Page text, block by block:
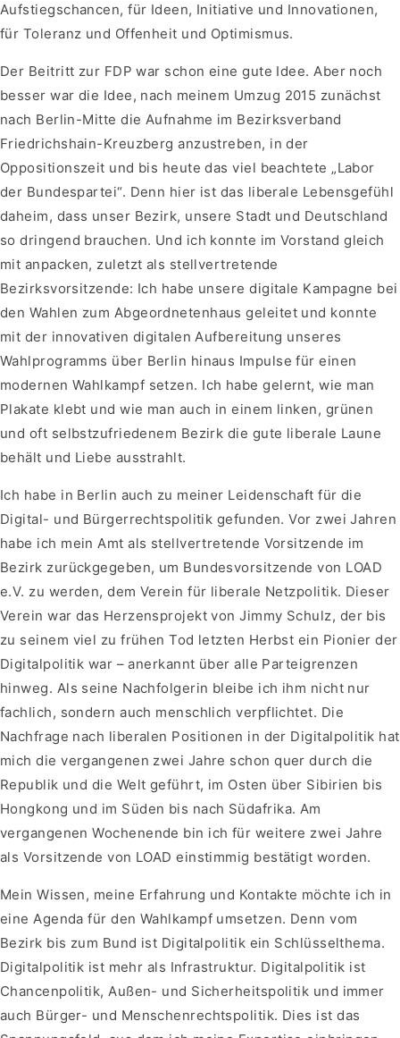
Aufstiegschancen, für Ideen, Initiative und Innovationen,
für Toleranz und Offenheit und Optimismus.
Der Beitritt zur FDP war schon eine gute Idee. Aber noch
besser war die Idee, nach meinem Umzug 2015 zunächst
nach Berlin-Mitte die Aufnahme im Bezirksverband
Friedrichshain-Kreuzberg anzustreben, in der
Oppositionszeit und bis heute das viel beachtete „Labor
der Bundespartei“. Denn hier ist das liberale Lebensgefühl
daheim, dass unser Bezirk, unsere Stadt und Deutschland
so dringend brauchen. Und ich konnte im Vorstand gleich
mit anpacken, zuletzt als stellvertretende
Bezirksvorsitzende: Ich habe unsere digitale Kampagne bei
den Wahlen zum Abgeordnetenhaus geleitet und konnte
mit der innovativen digitalen Aufbereitung unseres
Wahlprogramms über Berlin hinaus Impulse für einen
modernen Wahlkampf setzen. Ich habe gelernt, wie man
Plakate klebt und wie man auch in einem linken, grünen
und oft selbstzufriedenem Bezirk die gute liberale Laune
behält und Liebe ausstrahlt.
Ich habe in Berlin auch zu meiner Leidenschaft für die
Digital- und Bürgerrechtspolitik gefunden. Vor zwei Jahren
habe ich mein Amt als stellvertretende Vorsitzende im
Bezirk zurückgegeben, um Bundesvorsitzende von LOAD
e.V. zu werden, dem Verein für liberale Netzpolitik. Dieser
Verein war das Herzensprojekt von Jimmy Schulz, der bis
zu seinem viel zu frühen Tod letzten Herbst ein Pionier der
Digitalpolitik war – anerkannt über alle Parteigrenzen
hinweg. Als seine Nachfolgerin bleibe ich ihm nicht nur
fachlich, sondern auch menschlich verpflichtet. Die
Nachfrage nach liberalen Positionen in der Digitalpolitik hat
mich die vergangenen zwei Jahre schon quer durch die
Republik und die Welt geführt, im Osten über Sibirien bis
Hongkong und im Süden bis nach Südafrika. Am
vergangenen Wochenende bin ich für weitere zwei Jahre
als Vorsitzende von LOAD einstimmig bestätigt worden.
Mein Wissen, meine Erfahrung und Kontakte möchte ich in
eine Agenda für den Wahlkampf umsetzen. Denn vom
Bezirk bis zum Bund ist Digitalpolitik ein Schlüsselthema.
Digitalpolitik ist mehr als Infrastruktur. Digitalpolitik ist
Chancenpolitik, Außen- und Sicherheitspolitik und immer
auch Bürger- und Menschenrechtspolitik. Dies ist das